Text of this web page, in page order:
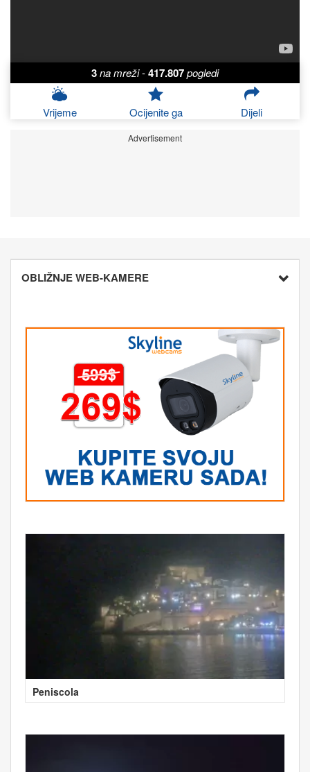
3na mreži-417.807pogledi
Vrijeme Ocijenite ga Dijeli
Advertisement
OBLIŽNJE WEB-KAMERE
Peniscola